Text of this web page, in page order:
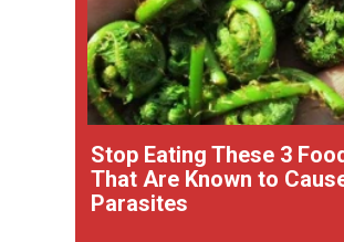
Stop Eating These 3
That Are Known to
Parasites